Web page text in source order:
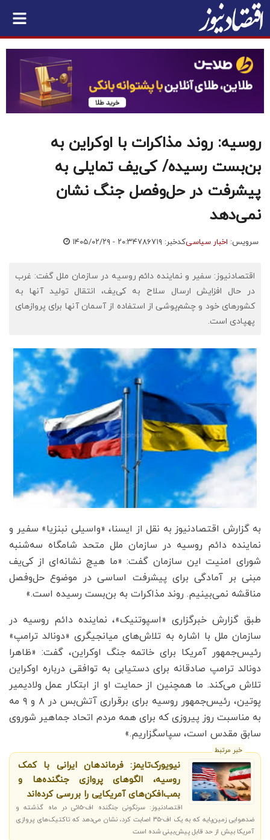
روسیه: روند مذاکرات با اوکراین به
بن‌بست رسیده/ کی‌یف تمایلی به
پیشرفت در حل‌وفصل جنگ نشان
نمی‌دهد
سرویس: اخبار سیاسیکدخبر: ۷۸۶۷۱۹ ۱۴۰۵/۰۲/۲۹ - ۲۰:۳۴
اقتصادنیوز: سفیر و نماینده دائم روسیه در سازمان ملل گفت: غرب
در حال افزایش ارسال سلاح به کی‌یف، انتقال تولید آنها به
کشورهای خود و چشم‌پوشی از استفاده از آسمان آنها برای پروازهای
پهپادی است.
به گزارش اقتصادنیوز به نقل از ایسنا، «واسیلی نبنزیا» سفیر و
نماینده دائم روسیه در سازمان ملل متحد شامگاه سه‌شنبه
شورای امنیت این سازمان گفت: «ما هیچ نشانه‌ای از کی‌یف
مبنی بر آمادگی برای پیشرفت اساسی در موضوع حل‌وفصل
مناقشه نمی‌بینیم. روند مذاکرات به بن‌بست رسیده است.»
طبق گزارش خبرگزاری «اسپوتنیک»، نماینده دائم روسیه در
سازمان ملل با اشاره به تلاش‌های میانجیگری «دونالد ترامپ»
رئیس‌جمهور آمریکا برای خاتمه جنگ اوکراین، گفت: «ظاهرا
دونالد ترامپ صادقانه برای دستیابی به توافقی درباره اوکراین
تلاش می‌کند. ما همچنین از حمایت او از ابتکار عمل ولادیمیر
پوتین، رئیس‌جمهور روسیه برای برقراری آتش‌بس در ۸ و ۹ مه
به مناسبت روز پیروزی که برای همه مردم اتحاد جماهیر شوروی
سابق مقدس است، سپاسگزاریم.»
خبر مرتبط
نیویورک‌تایمز: فرماندهان ایرانی با کمک
روسیه، الگوهای پروازی جنگنده‌ها و
بمب‌افکن‌های آمریکایی را بررسی کرده‌اند
اقتصادنیوز: سرنگونی جنگنده اف-۱۵ئی در ماه گذشته و
ضدهوایی زمین‌پایه که به یک اف-۳۵ اصابت کرد، نشان می‌دهد که تاکتیک‌های پروازی
آمریکا بیش از حد قابل پیش‌بینی شده است